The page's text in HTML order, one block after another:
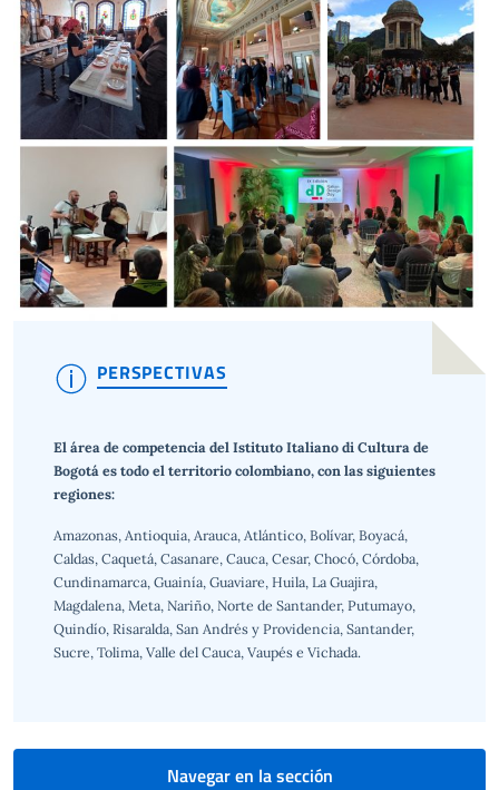
PERSPECTIVAS
El área de competencia del Istituto Italiano di Cultura de
Bogotá es todo el territorio colombiano, con las siguientes
regiones:
Amazonas, Antioquia, Arauca, Atlántico, Bolívar, Boyacá,
Caldas, Caquetá, Casanare, Cauca, Cesar, Chocó, Córdoba,
Cundinamarca, Guainía, Guaviare, Huila, La Guajira,
Magdalena, Meta, Nariño, Norte de Santander, Putumayo,
Quindío, Risaralda, San Andrés y Providencia, Santander,
Sucre, Tolima, Valle del Cauca, Vaupés e Vichada.
Navegar en la sección